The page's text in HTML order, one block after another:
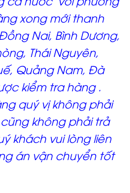
xong mới thanh
Nai, Bình Dương,
Thái Nguyên,
Quảng Nam, Đà
kiểm tra hàng .
quý vị không phải
không phải trả
khách vui lòng liên
án vận chuyển tốt